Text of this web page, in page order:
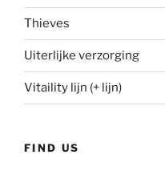
Thieves
Uiterlijke verzorging
Vitaility lijn (+ lijn)
FIND US